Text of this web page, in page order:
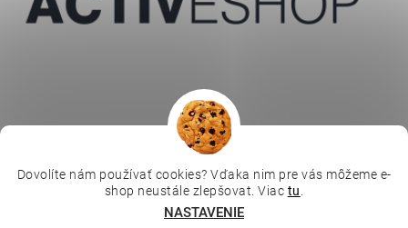
Vložením hodnotenie súhlasíte spodmienkami ochrany
Depilujeme.cz | Kosmetická škola | Online kosmetické kurzy |
MikroArt | Ella Baché
Dovolíte nám používať cookies? Vďaka nim pre vás môžeme e-
shop neustále zlepšovat. Viac tu
NASTAVENIE